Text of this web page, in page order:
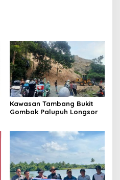
Kawasan Tambang Bukit
Gombak Palupuh Longsor